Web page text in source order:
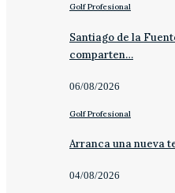
Golf Profesional
Santiago de la
comparten…
06/08/2026
Golf Profesional
Arranca una nueva
04/08/2026